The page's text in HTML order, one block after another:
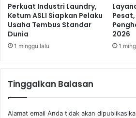
9
Perkuat Industri Laundry,
Ketum ASLI Siapkan Pelaku
Usaha Tembus Standar
Dunia
1 minggu lalu
Pesat,
2026
1
Tinggalkan Balasan
Alamat email Anda tidak akan